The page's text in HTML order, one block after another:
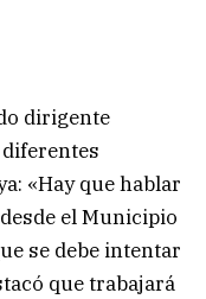
dirigente
«Hay que hablar
el Municipio
se debe intentar
que trabajará